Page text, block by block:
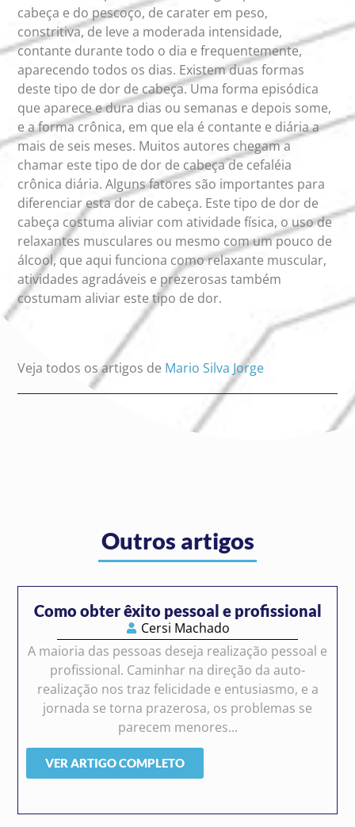
cabeça e do pescoço, de carater em peso,
constritiva, de leve a moderada intensidade,
contante durante todo o dia e frequentemente,
aparecendo todos os dias. Existem duas formas
deste tipo de dor de cabeça. Uma forma episódica
que aparece e dura dias ou semanas e depois some,
e a forma crônica, em que ela é contante e diária a
mais de seis meses. Muitos autores chegam a
chamar este tipo de dor de cabeça de cefaléia
crônica diária. Alguns fatores são importantes para
diferenciar esta dor de cabeça. Este tipo de dor de
cabeça costuma aliviar com atividade física, o uso de
relaxantes musculares ou mesmo com um pouco de
álcool, que aqui funciona como relaxante muscular,
atividades agradáveis e prezerosas também
costumam aliviar este tipo de dor.
Veja todos os artigos de Mario Silva Jorge
Outros artigos
Como obter êxito pessoal e profissional
Cersi Machado
A maioria das pessoas deseja realização pessoal e
profissional. Caminhar na direção da auto-
realização nos traz felicidade e entusiasmo, e a
jornada se torna prazerosa, os problemas se
parecem menores...
VER ARTIGO COMPLETO